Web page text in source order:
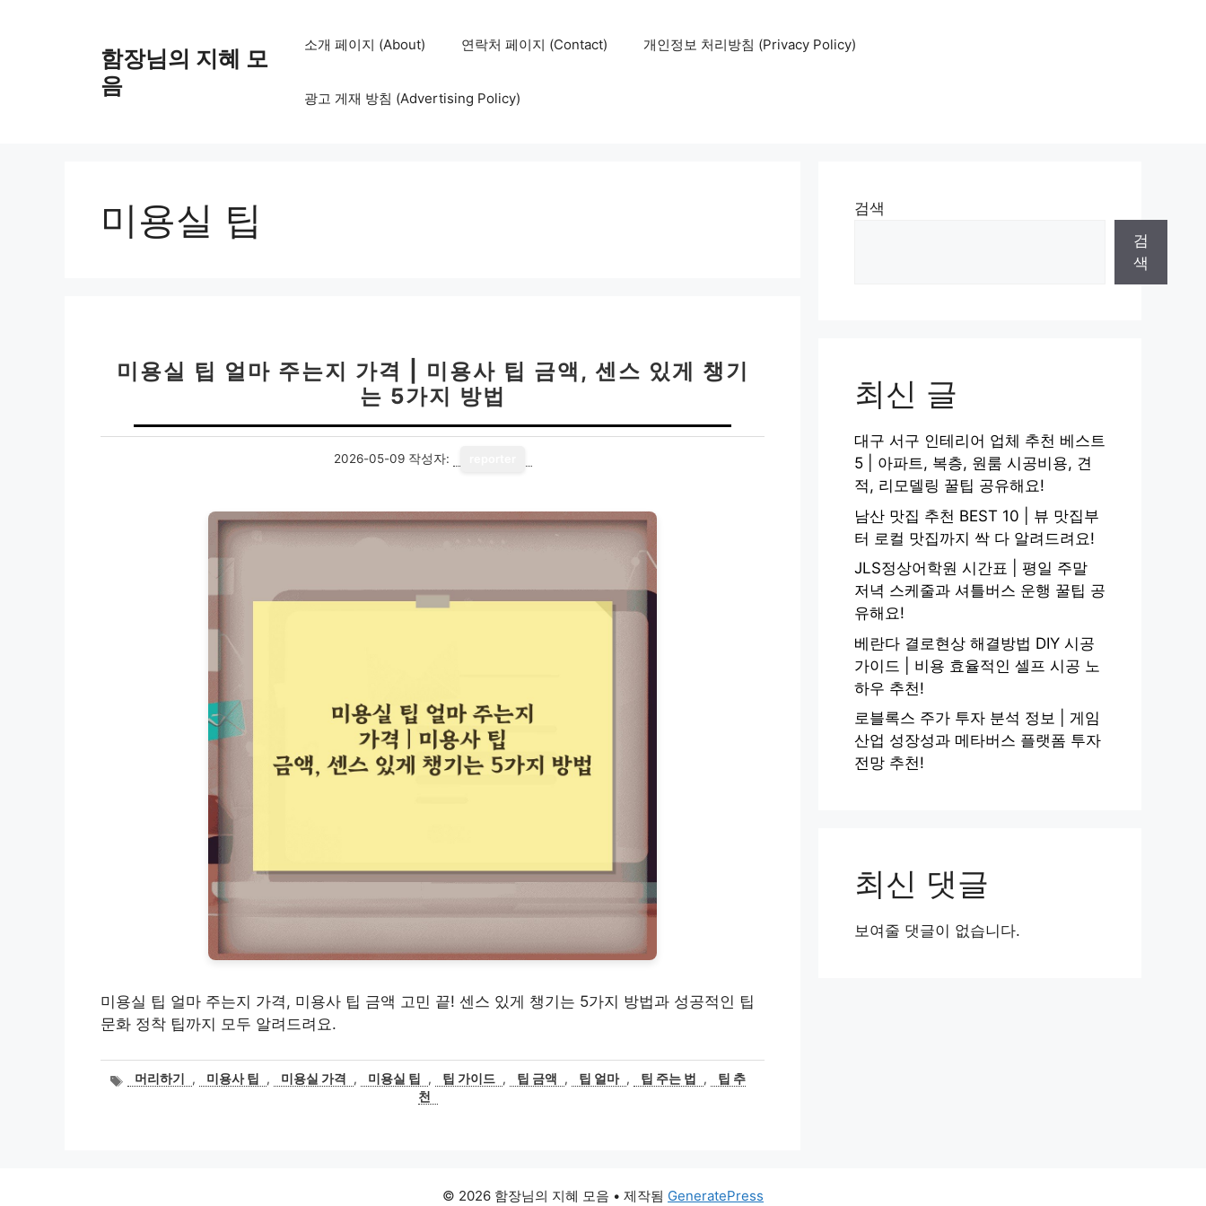
함장님의 지혜 모
음
소개 페이지 (About) 연락처 페이지 (Contact) 개인정보 처리방침 (Privacy Policy)
광고 게재 방침 (Advertising Policy)
미용실 팁
미용실 팁 얼마 주는지 가격 | 미용사 팁 금액, 센스 있게 챙기
는 5가지 방법
2026-05-09 작성자:
미용실 팁 얼마 주는지 가격, 미용사 팁 금액 고민 끝! 센스 있게 챙기는 5가지 방법과 성공적인 팁
문화 정착 팁까지 모두 알려드려요.
태머리하기 , 미용사 팁 , 미용실 가격 , 미용실 팁 , 팁 가이드 , 팁 금액 , 팁 얼마 , 팁 주는 법 ,
팁 추
천
검색
검
색
최신 글
대구 서구 인테리어 업체 추천 베스트
5 | 아파트, 복층, 원룸 시공비용, 견
적, 리모델링 꿀팁 공유해요!
남산 맛집 추천 BEST 10 | 뷰 맛집부
터 로컬 맛집까지 싹 다 알려드려요!
JLS정상어학원 시간표 | 평일 주말
저녁 스케줄과 셔틀버스 운행 꿀팁 공
유해요!
베란다 결로현상 해결방법 DIY 시공
가이드 | 비용 효율적인 셀프 시공 노
하우 추천!
로블록스 주가 투자 분석 정보 | 게임
산업 성장성과 메타버스 플랫폼 투자
전망 추천!
최신 댓글
보여줄 댓글이 없습니다.
© 2026 함장님의 지혜 모음 • 제작됨 GeneratePress